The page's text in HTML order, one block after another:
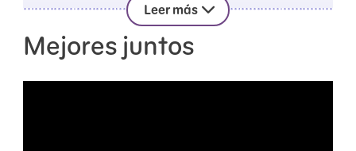
“gracias”, bien sea en palabras o demostrándolo,
contribuye a ayudar a que cada miembro de la familia
se sienta valorado.
Antes de verlo, explique que el aprecio significa
Leer más
Mejores juntos